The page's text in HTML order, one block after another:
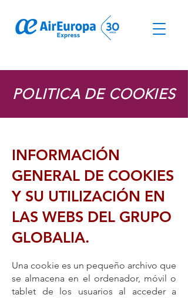
POLITICA DE COOKIES
INFORMACIÓN
GENERAL DE COOKIES
Y SU UTILIZACIÓN EN
LAS WEBS DEL GRUPO
GLOBALIA.
Una cookie es un pequeño archivo que
se almacena en el ordenador, móvil o
tablet de los usuarios al acceder a